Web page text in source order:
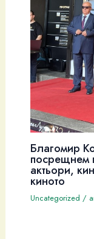
Благомир
посрещнем
актьори,
киното
Uncategorized /